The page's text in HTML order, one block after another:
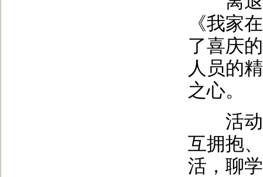
《我家
了喜庆
人员的
之心。
活动
互拥抱
活，聊